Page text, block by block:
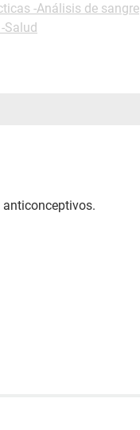
-Análisis de sangre
Salud
anticonceptivos.